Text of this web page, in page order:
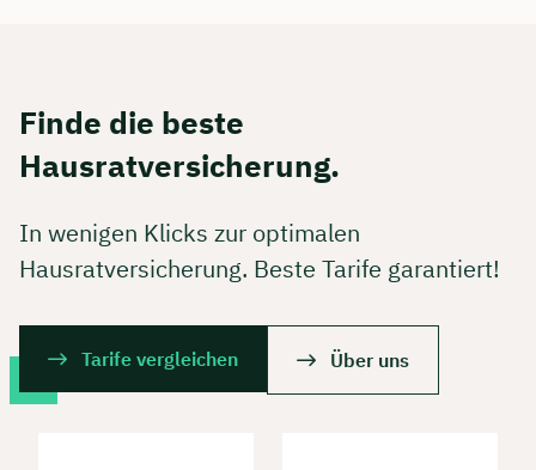
Finde die beste
Hausratversicherung.
In wenigen Klicks zur optimalen
Hausratversicherung. Beste Tarife garantiert!
Tarife vergleichen Über uns